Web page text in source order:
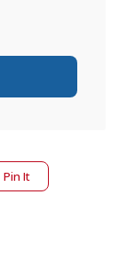
Pin It